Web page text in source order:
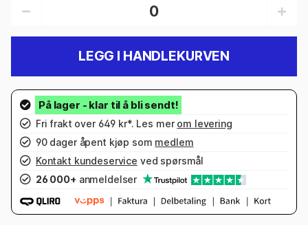
LEGG I HANDLEKURVEN
Fri frakt over 649 kr*. Les mer om levering
90 dager åpent kjøp som medlem
Kontakt kundeservice ved spørsmål
26 000+ anmeldelser